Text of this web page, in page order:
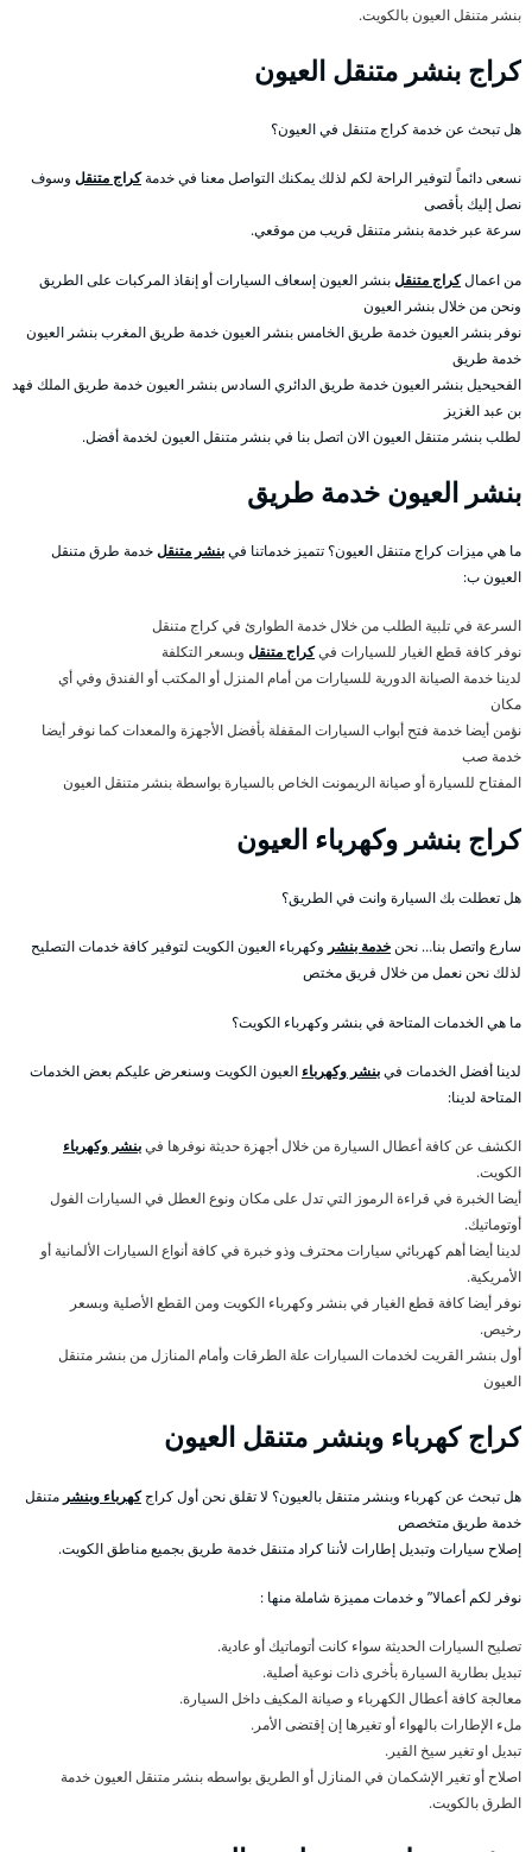
بنشر متنقل العيون بالكويت.
كراج بنشر متنقل العيون
هل تبحث عن خدمة كراج متنقل في العيون؟
نسعى دائماً لتوفير الراحة لكم لذلك يمكنك التواصل معنا في خدمةكراج متنقل وسوف
نصل إليك بأقصى
سرعة عبر خدمة بنشر متنقل قريب من موقعي.
من اعمالكراج متنقلبنشر العيون إسعاف السيارات أو إنقاذ المركبات على الطريق
ونحن من خلال بنشر العيون
نوفر بنشر العيون خدمة طريق الخامس بنشر العيون خدمة طريق المغرب بنشر العيون
خدمة طريق
الفحيحيل بنشر العيون خدمة طريق الدائري السادس بنشر العيون خدمة طريق الملك فهد
بن عبد الغزيز
لطلب بنشر متنقل العيون الان اتصل بنا في بنشر متنقل العيون لخدمة أفضل.
بنشر العيون خدمة طريق
ما هي ميزات كراج متنقل العيون؟ تتميز خدماتنا فيبنشر متنقلخدمة طرق متنقل
العيون ب:
السرعة في تلبية الطلب من خلال خدمة الطوارئ في كراج متنقل
نوفر كافة قطع الغيار للسيارات فيكراج متنقل وبسعر التكلفة
لدينا خدمة الصيانة الدورية للسيارات من أمام المنزل أو المكتب أو الفندق وفي أي
مكان
نؤمن أيضا خدمة فتح أبواب السيارات المقفلة بأفضل الأجهزة والمعدات كما نوفر أيضا
خدمة صب
المفتاح للسيارة أو صيانة الريمونت الخاص بالسيارة بواسطة بنشر متنقل العيون
كراج بنشر وكهرباء العيون
هل تعطلت بك السيارة وانت في الطريق؟
سارع واتصل بنا… نحنخدمة بنشر وكهرباء العيون الكويت لتوفير كافة خدمات التصليح
لذلك نحن نعمل من خلال فريق مختص
ما هي الخدمات المتاحة في بنشر وكهرباء الكويت؟
لدينا أفضل الخدمات فيبنشر وكهرباء العيون الكويت وسنعرض عليكم بعض الخدمات
المتاحة لدينا:
الكشف عن كافة أعطال السيارة من خلال أجهزة حديثة نوفرها فيبنشر وكهرباء
الكويت.
أيضا الخبرة في قراءة الرموز التي تدل على مكان ونوع العطل في السيارات الفول
أوتوماتيك.
لدينا أيضا أهم كهربائي سيارات محترف وذو خبرة في كافة أنواع السيارات الألمانية أو
الأمريكية.
نوفر أيضا كافة قطع الغيار في بنشر وكهرباء الكويت ومن القطع الأصلية وبسعر
رخيص.
أول بنشر القريت لخدمات السيارات علة الطرقات وأمام المنازل من بنشر متنقل
العيون
كراج كهرباء وبنشر متنقل العيون
هل تبحث عن كهرباء وبنشر متنقل بالعيون؟ لا تقلق نحن أول كراجكهرباء وبنشر متنقل
خدمة طريق متخصص
إصلاح سيارات وتبديل إطارات لأننا كراد متنقل خدمة طريق بجميع مناطق الكويت.
نوفر لكم أعمالا” و خدمات مميزة شاملة منها :
تصليح السيارات الحديثة سواء كانت أتوماتيك أو عادية.
تبديل بطارية السيارة بأخرى ذات نوعية أصلية.
معالجة كافة أعطال الكهرباء و صيانة المكيف داخل السيارة.
ملء الإطارات بالهواء أو تغيرها إن إقتضى الأمر.
تبديل او تغير سيخ القير.
اصلاح أو تغير الإشكمان في المنازل أو الطريق بواسطه بنشر متنقل العيون خدمة
الطرق بالكويت.